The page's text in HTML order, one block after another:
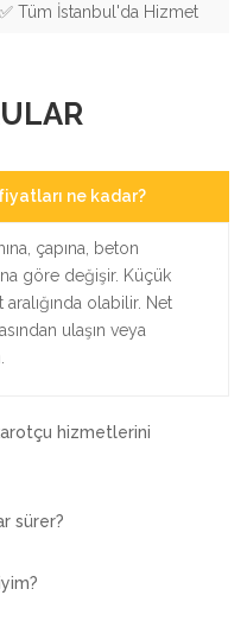
✅ Tüm İstanbul'da Hizmet
ne kadar?
çapına, beton
göre değişir. Küçük
olabilir. Net
ulaşın veya
hizmetlerini
sürer?